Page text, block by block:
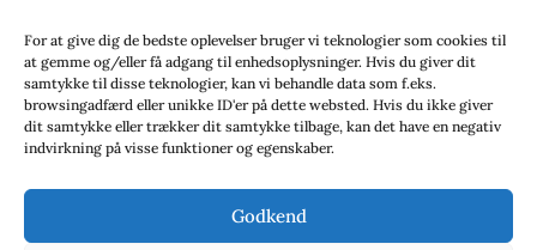
For at give dig de bedste oplevelser bruger vi teknologier som cookies til
at gemme og/eller få adgang til enhedsoplysninger. Hvis du giver dit
samtykke til disse teknologier, kan vi behandle data som f.eks.
browsingadfærd eller unikke ID'er på dette websted. Hvis du ikke giver
dit samtykke eller trækker dit samtykke tilbage, kan det have en negativ
indvirkning på visse funktioner og egenskaber.
Godkend
Association (TA)
Sverige: Översättarsektionen (Ö.)
Sverige: Översättarcentrum (ÖC)
deutschsprachiger Übersetzer (VdÜ)